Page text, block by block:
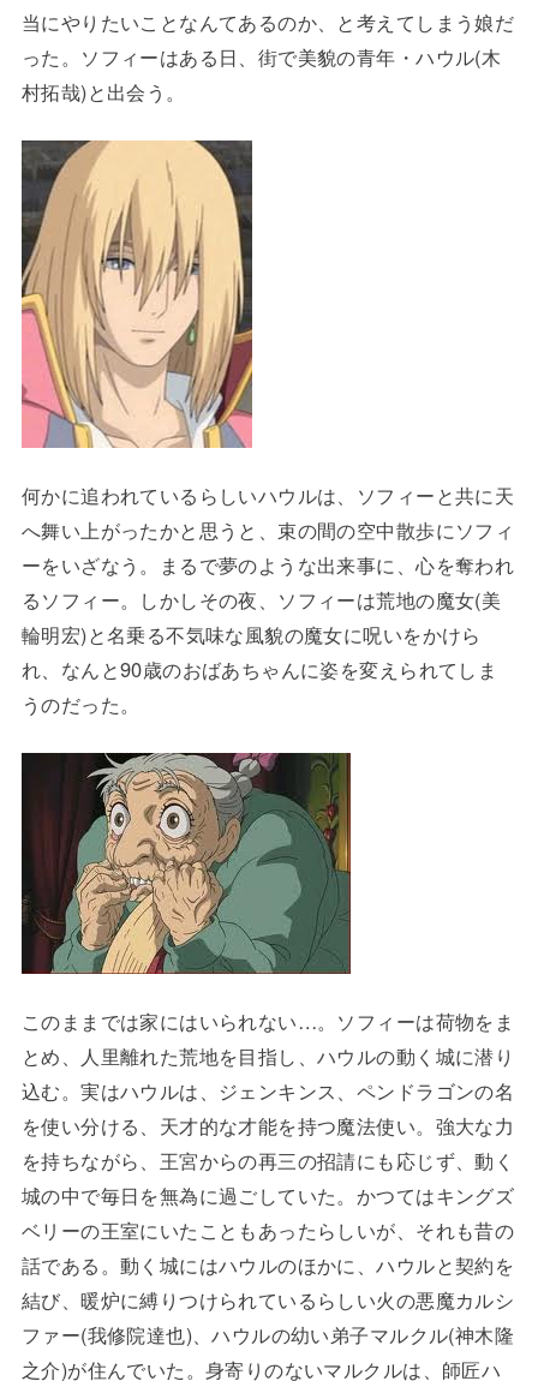
当にやりたいことなんてあるのか、と考えてしまう娘だ
った。ソフィーはある日、街で美貌の青年・ハウル(木
村拓哉)と出会う。
何かに追われているらしいハウルは、ソフィーと共に天
へ舞い上がったかと思うと、束の間の空中散歩にソフィ
ーをいざなう。まるで夢のような出来事に、心を奪われ
るソフィー。しかしその夜、ソフィーは荒地の魔女(美
輪明宏)と名乗る不気味な風貌の魔女に呪いをかけら
れ、なんと90歳のおばあちゃんに姿を変えられてしま
うのだった。
このままでは家にはいられない…。ソフィーは荷物をま
とめ、人里離れた荒地を目指し、ハウルの動く城に潜り
込む。実はハウルは、ジェンキンス、ペンドラゴンの名
を使い分ける、天才的な才能を持つ魔法使い。強大な力
を持ちながら、王宮からの再三の招請にも応じず、動く
城の中で毎日を無為に過ごしていた。かつてはキングズ
ベリーの王室にいたこともあったらしいが、それも昔の
話である。動く城にはハウルのほかに、ハウルと契約を
結び、暖炉に縛りつけられているらしい火の悪魔カルシ
ファー(我修院達也)、ハウルの幼い弟子マルクル(神木隆
之介)が住んでいた。身寄りのないマルクルは、師匠ハ